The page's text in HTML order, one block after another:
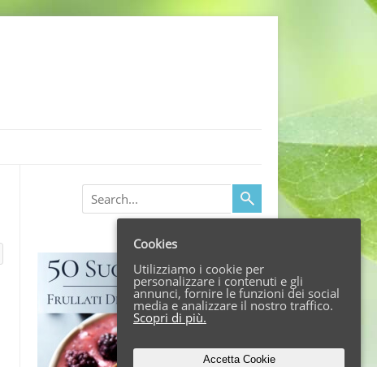
Cookies
Utilizziamo i cookie per
personalizzare i contenuti e gli
annunci, fornire le funzioni dei social
media e analizzare il nostro traffico.
Scopri di più.
Accetta Cookie